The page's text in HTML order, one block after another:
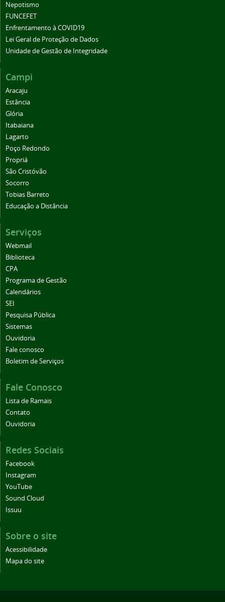
Nepotismo
FUNCEFET
Enfrentamento à COVID19
Lei Geral de Proteção de Dados
Unidade de Gestão de Integridade
Campi
Aracaju
Estância
Glória
Itabaiana
Lagarto
Poço Redondo
Propriá
São Cristóvão
Socorro
Tobias Barreto
Educação a Distância
Serviços
Webmail
Biblioteca
CPA
Programa de Gestão
Calendários
SEI
Pesquisa Pública
Sistemas
Ouvidoria
Fale conosco
Boletim de Serviços
Fale Conosco
Lista de Ramais
Contato
Ouvidoria
Redes Sociais
Facebook
Instagram
YouTube
Sound Cloud
Issuu
Sobre o site
Acessibilidade
Mapa do site